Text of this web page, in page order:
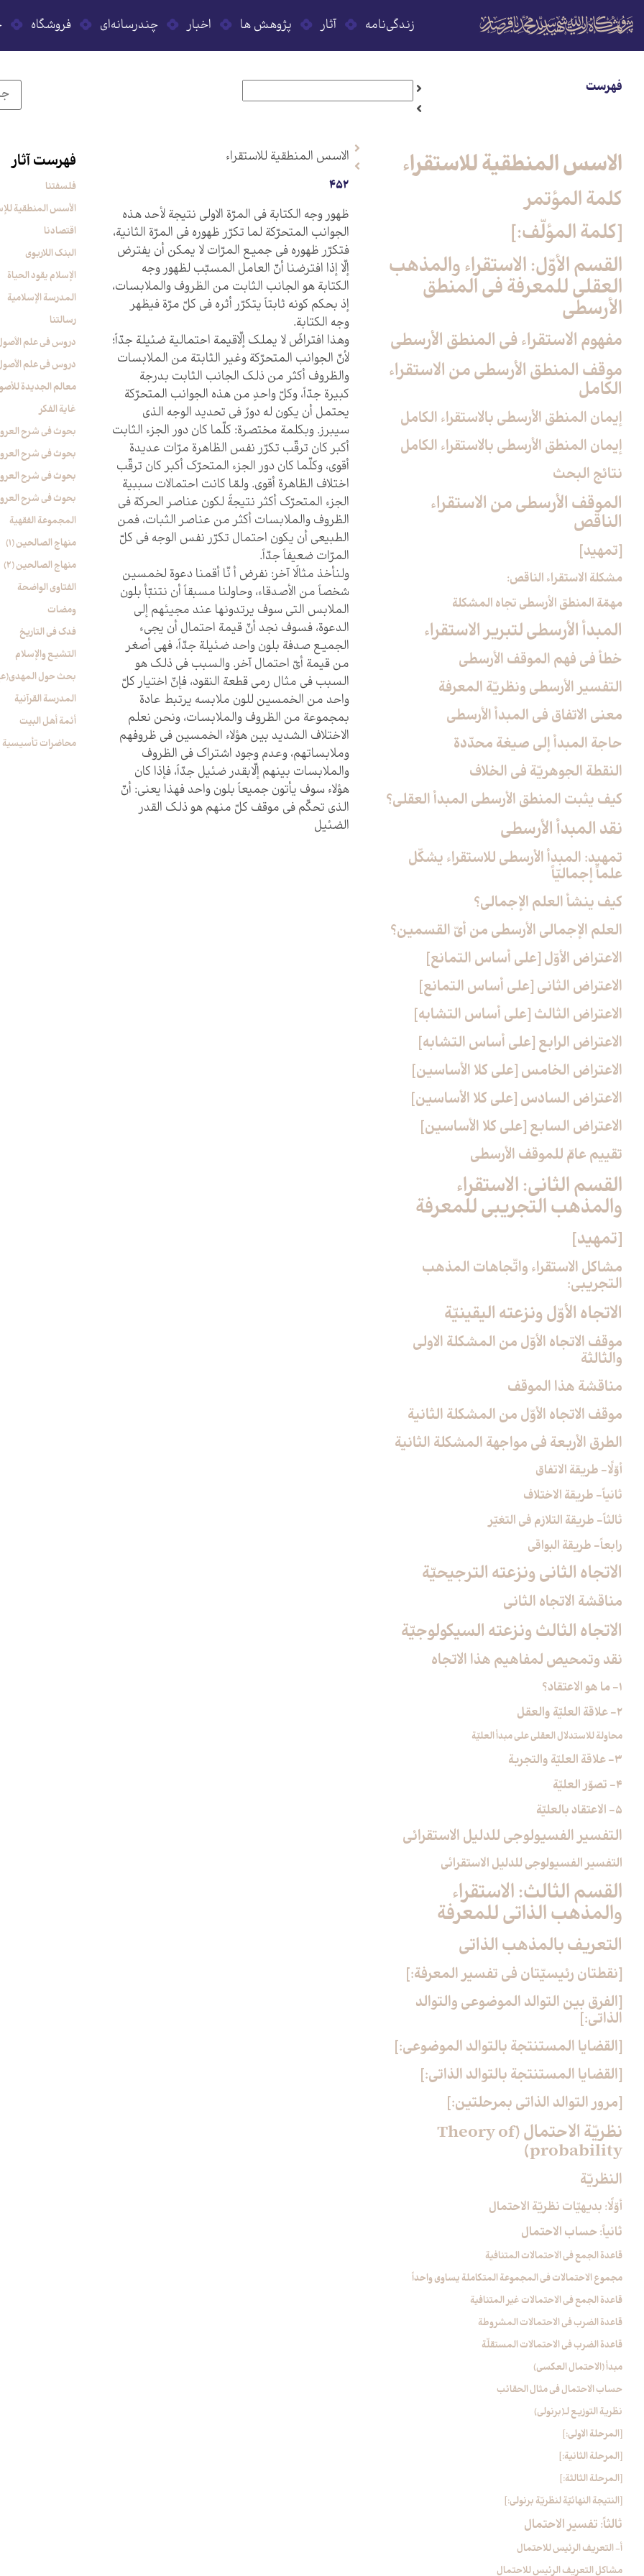
زندگی‌نامه آثار پژوهش ها اخبار چندرسانه‌ای فروشگاه
فهرست
الاسس المنطقية للاستقراء
كلمة المؤتمر
[كلمة المؤلّف:]
القسم الأوّل: الاستقراء والمذهب
العقلي للمعرفة في المنطق
الأرسطي‏
مفهوم الاستقراء في المنطق الأرسطي
موقف المنطق الأرسطي من الاستقراء
الكامل‏
إيمان المنطق الأرسطي بالاستقراء الكامل
إيمان المنطق الأرسطي بالاستقراء الكامل
نتائج البحث
الموقف الأرسطي من الاستقراء
الناقص‏
[تمهيد]
مشكلة الاستقراء الناقص:
مهمّة المنطق الأرسطي تجاه المشكلة
المبدأ الأرسطي لتبرير الاستقراء
خطأ في فهم الموقف الأرسطي
التفسير الأرسطي ونظريّة المعرفة
معنى الاتفاق في المبدأ الأرسطي
حاجة المبدأ إلى صيغة محدّدة
النقطة الجوهريّة في الخلاف
كيف يثبت المنطق الأرسطي المبدأ العقلي؟
نقد المبدأ الأرسطي‏
تمهيد: المبدأ الأرسطي للاستقراء يشكّل
علماً إجماليّاً
كيف ينشأ العلم الإجمالي؟
العلم الإجمالي الأرسطي من أيّ القسمين؟
الاعتراض الأوّل [على أساس التمانع‏]
الاعتراض الثاني [على أساس التمانع‏]
الاعتراض الثالث [على أساس التشابه‏]
الاعتراض الرابع [على أساس التشابه‏]
الاعتراض الخامس [على كلا الأساسين‏]
الاعتراض السادس [على كلا الأساسين‏]
الاعتراض السابع [على كلا الأساسين‏]
تقييم عامّ للموقف الأرسطي
القسم الثاني: الاستقراء
والمذهب التجريبي للمعرفة
[تمهيد]
مشاكل الاستقراء واتّجاهات المذهب
التجريبي:
الاتجاه الأوّل ونزعته اليقينيّة
موقف الاتجاه الأوّل من المشكلة الاولى
والثالثة
مناقشة هذا الموقف
موقف الاتجاه الأوّل من المشكلة الثانية
الطرق الأربعة في مواجهة المشكلة الثانية
أوّلًا- طريقة الاتفاق
ثانياً- طريقة الاختلاف
ثالثاً- طريقة التلازم في التغيّر
رابعاً- طريقة البواقي
الاتجاه الثاني ونزعته الترجيحيّة
مناقشة الاتجاه الثاني
الاتجاه الثالث ونزعته السيكولوجيّة
نقد وتمحيص لمفاهيم هذا الاتجاه
1- ما هو الاعتقاد؟
2- علاقة العليّة والعقل
محاولة للاستدلال العقلي على مبدأ العليّة
3- علاقة العليّة والتجربة
4- تصوّر العليّة
5- الاعتقاد بالعليّة
التفسير الفسيولوجي للدليل الاستقرائي
التفسير الفسيولوجي للدليل الاستقرائي
القسم الثالث: الاستقراء
والمذهب الذاتي للمعرفة
التعريف بالمذهب الذاتي‏
[نقطتان رئيسيّتان في تفسير المعرفة:]
[الفرق بين التوالد الموضوعي والتوالد
الذاتي:]
[القضايا المستنتجة بالتوالد الموضوعي:]
[القضايا المستنتجة بالتوالد الذاتي:]
[مرور التوالد الذاتي بمرحلتين:]
نظريّة الاحتمال (Theory of
probability)
النظريّة
أوّلًا: بديهيّات نظريّة الاحتمال‏
ثانياً: حساب الاحتمال‏
قاعدة الجمع في الاحتمالات المتنافية
مجموع الاحتمالات في المجموعة المتكاملة يساوي واحداً
قاعدة الجمع في الاحتمالات غير المتنافية
قاعدة الضرب في الاحتمالات المشروطة
قاعدة الضرب في الاحتمالات المستقلّة
مبدأ (الاحتمال العكسي)
حساب الاحتمال في مثال الحقائب
نظرية التوزيع لـ(برنولي)
[المرحلة الاولى‏:]
[المرحلة الثانية:]
[المرحلة الثالثة:]
[النتيجة النهائيّة لنظريّة برنولي:]
ثالثاً: تفسير الاحتمال‏
أ- التعريف الرئيس للاحتمال‏
مشاكل التعريف الرئيس للاحتمال
الاسس المنطقية للاستقراء
452
ظهور وجه الكتابة في المرّة الاولى نتيجة لأحد هذه
الجوانب المتحرّكة لما تكرّر ظهوره في المرّة الثانية،
فتكرّر ظهوره في جميع المرّات لا يمكن أن يفترض
إلّا إذا افترضنا أنّ العامل المسبّب لظهور وجه
الكتابة هو الجانب الثابت من الظروف والملابسات،
إذ بحكم كونه ثابتاً يتكرّر أثره في كلّ مرّة فيظهر
وجه الكتابة.
وهذا افتراضٌ لا يملك إلّاقيمة احتمالية ضئيلة جدّاً؛
لأنّ الجوانب المتحرّكة وغير الثابتة من الملابسات
والظروف أكثر من ذلك الجانب الثابت بدرجة
كبيرة جدّاً، وكلّ واحدٍ من هذه الجوانب المتحرّكة
يحتمل أن يكون له دورٌ في تحديد الوجه الذي
سيبرز. وبكلمة مختصرة: كلّما كان دور الجزء الثابت
أكبر كان ترقّب تكرّر نفس الظاهرة مرّات عديدة
أقوى، وكلّما كان دور الجزء المتحرّك أكبر كان ترقّب
اختلاف الظاهرة أقوى. ولمّا كانت احتمالات سببية
الجزء المتحرّك أكثر نتيجةً لكون عناصر الحركة في
الظروف والملابسات أكثر من عناصر الثبات، فمن
الطبيعي أن يكون احتمال تكرّر نفس الوجه في كلّ
المرّات ضعيفاً جدّاً.
ولنأخذ مثالًا آخر: نفرض أ نّا أقمنا دعوة لخمسين
شخصاً من الأصدقاء، وحاولنا مسبقاً أن نتنبّأ بلون
الملابس التي سوف يرتدونها عند مجيئهم إلى
الدعوة، فسوف نجد أنّ قيمة احتمال أن يجي‏ء
الجميع صدفة بلون واحد ضئيلة جدّاً، فهي أصغر
من قيمة أيّ احتمال آخر. والسبب في ذلك هو
السبب في مثال رمي قطعة النقود، فإنّ اختيار كلّ
واحد من الخمسين للون ملابسه يرتبط عادة
بمجموعة من الظروف والملابسات، ونحن نعلم
الاختلاف الشديد بين هؤلاء الخمسين في ظروفهم
وملابساتهم، وعدم وجود اشتراك في الظروف
والملابسات بينهم إلّابقدر ضئيل جدّاً، فإذا كان
هؤلاء سوف يأتون جميعاً بلون واحد فهذا يعني: أنّ
الذي تحكّم في موقف كلّ منهم هو ذلك القدر
الضئيل‏
فهرست آثار
فلسفتنا
الأسس المنطقیة
اقتصادنا
البنک اللاربوی
الإسلام یقود الحیاة
المدرسة الإسلامیة
رسالتنا
دروس فی علم الأصول
دروس فی علم الأصول
معالم الجدیدة
غایة الفکر
بحوث في شرح العروة
بحوث في شرح العروة
بحوث في شرح العروة
بحوث في شرح العروة
المجموعة الفقهیة
منهاج الصالحین (1)
منهاج الصالحین (2)
الفتاوی الواضحة
ومضات
فدک فی التاریخ
التشیع والإسلام
بحث حول
المدرسة القرآنیة
أئمة أهل البیت
محاضرات تأسیسیة